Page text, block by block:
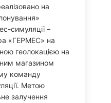
на
симуляції –
«ГЕРМЕС» на
геолокацією на
магазином
команду
Метою
залучення